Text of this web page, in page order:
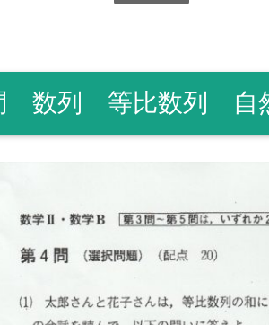
数列 等比数列 自